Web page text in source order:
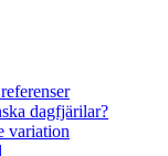
dagfjärilar?
variation